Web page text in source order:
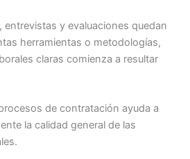
y evaluaciones quedan
herramientas o metodologías,
claras comienza a resultar
de contratación ayuda a
la calidad general de las